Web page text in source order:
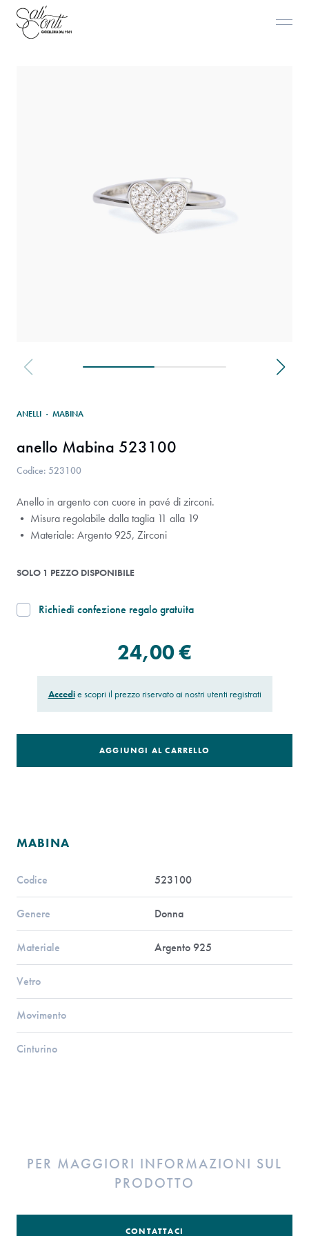
ANELLI · MABINA
anello Mabina 523100
Codice: 523100
Anello in argento con cuore in pavé di zirconi.
• Misura regolabile dalla taglia 11 alla 19
• Materiale: Argento 925, Zirconi
SOLO 1 PEZZO DISPONIBILE
Richiedi confezione regalo gratuita
24,00 €
Accedie scopri il prezzo riservato ai nostri utenti registrati
AGGIUNGI AL CARRELLO
MABINA
Codice 523100
Genere Donna
Materiale Argento 925
Vetro
Movimento
Cinturino
PER MAGGIORI INFORMAZIONI SUL
PRODOTTO
CONTATTACI